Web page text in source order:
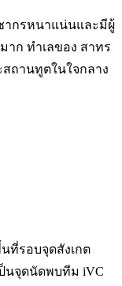
ากรหนาแน่นและมีผู้
าก ทำเลของ สาทร
สถานทูตในใจกลาง
ที่รอบจุดสังเกต
นจุดนัดพบทีม iVC